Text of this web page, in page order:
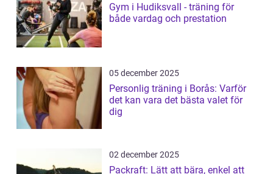
Gym i Hudiksvall - träning för
både vardag och prestation
05 december 2025
Personlig träning i Borås: Varför
det kan vara det bästa valet för
dig
02 december 2025
Packraft: Lätt att bära, enkel att